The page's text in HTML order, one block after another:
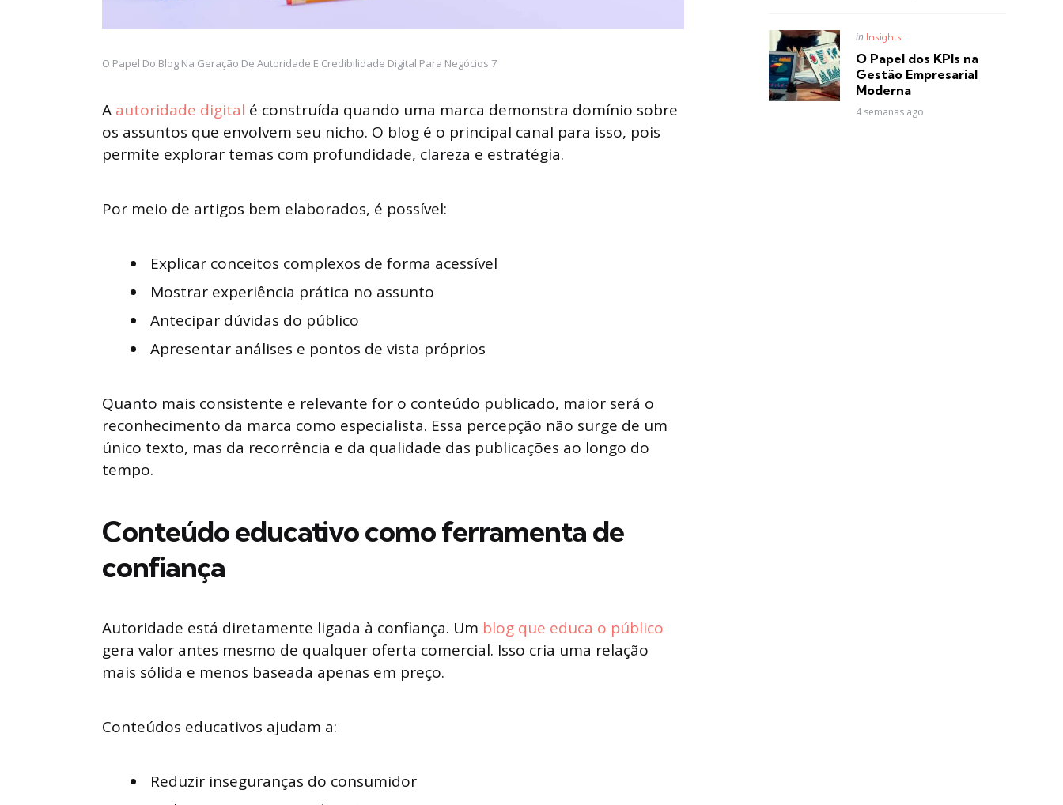
O Papel Do Blog Na Geração De Autoridade E Credibilidade Digital Para Negócios 7
A autoridade digital é construída quando uma marca demonstra domínio sobre
os assuntos que envolvem seu nicho. O blog é o principal canal para isso, pois
permite explorar temas com profundidade, clareza e estratégia.
Por meio de artigos bem elaborados, é possível:
Explicar conceitos complexos de forma acessível
Mostrar experiência prática no assunto
Antecipar dúvidas do público
Apresentar análises e pontos de vista próprios
Quanto mais consistente e relevante for o conteúdo publicado, maior será o
reconhecimento da marca como especialista. Essa percepção não surge de um
único texto, mas da recorrência e da qualidade das publicações ao longo do
tempo.
Conteúdo educativo como ferramenta de
confiança
Autoridade está diretamente ligada à confiança. Um blog que educa o público
gera valor antes mesmo de qualquer oferta comercial. Isso cria uma relação
mais sólida e menos baseada apenas em preço.
Conteúdos educativos ajudam a:
Reduzir inseguranças do consumidor
Posted
in Insights
O Papel dos KPIs na
Gestão Empresarial
Moderna
4 semanas ago